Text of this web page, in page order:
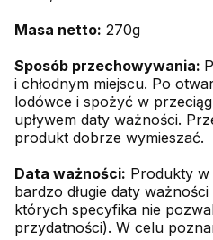
Masa netto: 270g
Sposób przechowywania:
i chłodnym miejscu. Po
lodówce i spożyć w
upływem daty ważności.
produkt dobrze wymieszać.
Data ważności: Produkty w
bardzo długie daty
których specyfika nie
przydatności). W celu